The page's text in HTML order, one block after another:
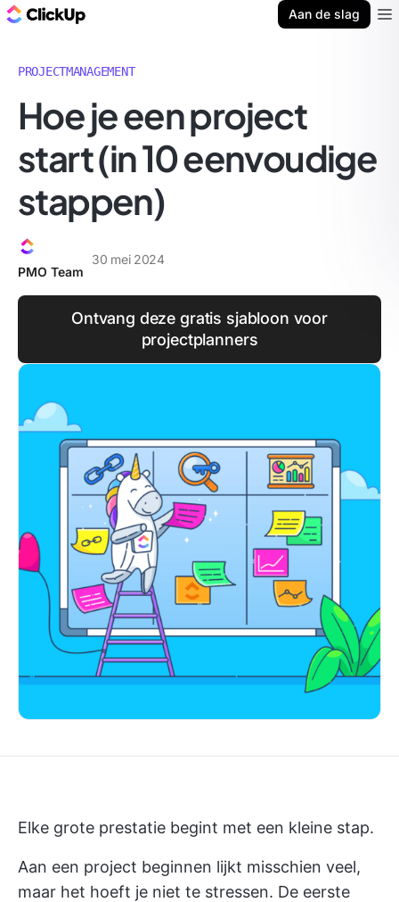
Aan de slag
PROJECTMANAGEMENT
Hoe je een project
start (in 10 eenvoudige
stappen)
PMO Team
30 mei 2024
Ontvang deze gratis sjabloon voor
projectplanners
Elke grote prestatie begint met een kleine stap.
Aan een project beginnen lijkt misschien veel,
maar het hoeft je niet te stressen. De eerste